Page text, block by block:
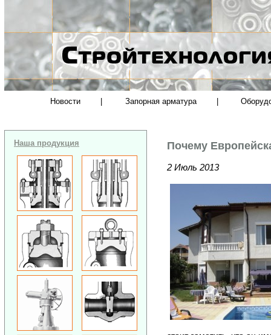
Новости Запорная арматура
Наша продукция Почему
2 Июль 2013